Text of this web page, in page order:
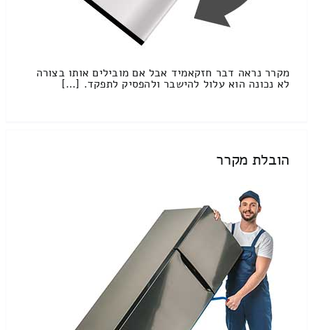
מקרר נראה דבר חזקאמיד אבל אם מובילים אותו בצורה
לא נכונה הוא עלול להישבר ולהפסיק לתפקד. […]
הובלת מקרר